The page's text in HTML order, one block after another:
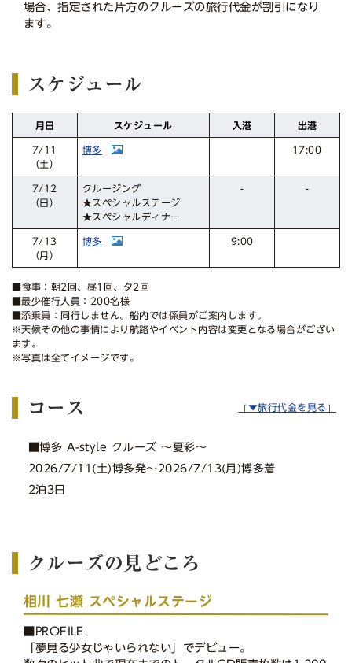
場合、指定された片方のクルーズの旅行代金が割引になり
ます。
スケジュール
月日 スケジュール 入港 出港
7/11
（土）
博多 17:00
7/12
（日）
クルージング
★スペシャルステージ
★スペシャルディナー
- -
7/13
（月）
博多 9:00
■食事：朝2回、昼1回、夕2回
■最少催行人員：200名様
■添乗員：同行しません。船内では係員がご案内します。
※天候その他の事情により航路やイベント内容は変更となる場合がござい
ます。
※写真は全てイメージです。
コース ［▼旅行代金を見る］
■博多 A-style クルーズ ～夏彩〜
2026/7/11(土)博多発〜2026/7/13(月)博多着
2泊3日
クルーズの見どころ
相川 七瀬 スペシャルステージ
■PROFILE
「夢見る少女じゃいられない」でデビュー。